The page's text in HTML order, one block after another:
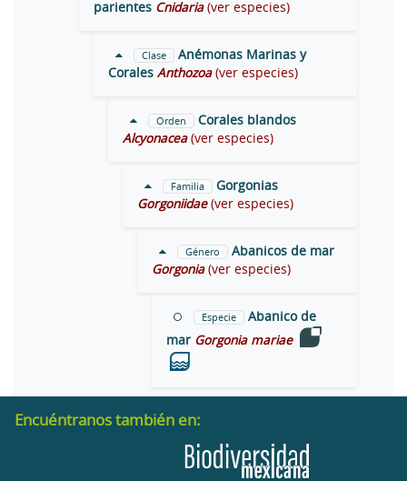
parientes Cnidaria (ver especies)
Clase
Anémonas Marinas y
Corales Anthozoa (ver especies)
Orden
Corales blandos
Alcyonacea (ver especies)
Familia
Gorgonias
Gorgoniidae (ver especies)
Género
Abanicos de mar
Gorgonia (ver especies)
Especie
Abanico de
mar Gorgonia mariae
Encuéntranos también en: